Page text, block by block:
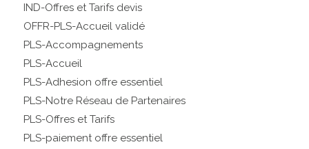
IND-Offres et Tarifs devis
OFFR-PLS-Accueil validé
PLS-Accompagnements
PLS-Accueil
PLS-Adhesion offre essentiel
PLS-Notre Réseau de Partenaires
PLS-Offres et Tarifs
PLS-paiement offre essentiel